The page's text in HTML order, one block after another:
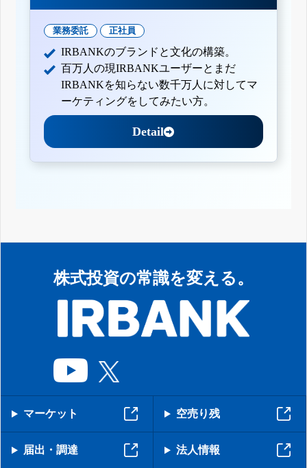
業務委託 正社員
IRBANKのブランドと文化の構築。
百万人の現IRBANKユーザーとまだ
IRBANKを知らない数千万人に対してマ
ーケティングをしてみたい方。
Detail
株式投資の常識を変える。
マーケット 空売り残
届出・調達 法人情報